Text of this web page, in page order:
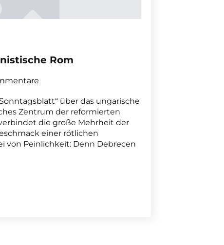
Rom
über das ungarische
Zentrum der reformierten
die große Mehrheit der
einer rötlichen
von Peinlichkeit: Denn Debrecen